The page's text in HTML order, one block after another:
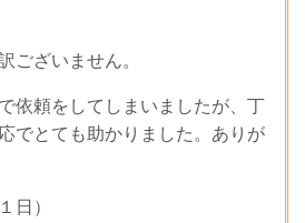
ございません。
依頼をしてしまいましたが、丁
でとても助かりました。ありが
日）